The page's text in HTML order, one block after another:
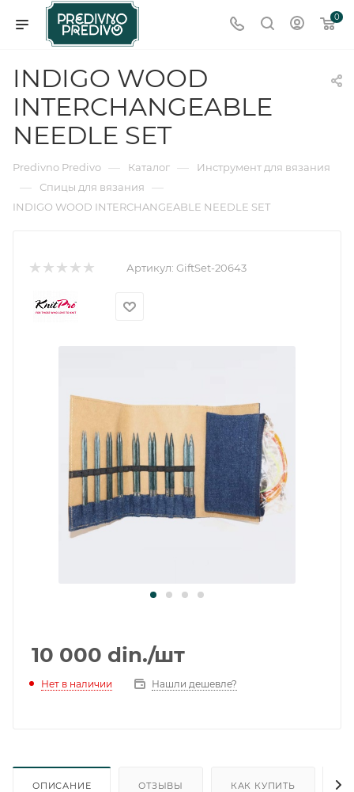
0
INDIGO WOOD
INTERCHANGEABLE
NEEDLE SET
Predivno Predivo — Каталог — Инструмент для вязания
— Спицы для вязания —
INDIGO WOOD INTERCHANGEABLE NEEDLE SET
Артикул: GiftSet-20643
10 000 din./шт
Нет в наличии Нашли дешевле?
ОПИСАНИЕ ОТЗЫВЫ КАК КУПИТЬ